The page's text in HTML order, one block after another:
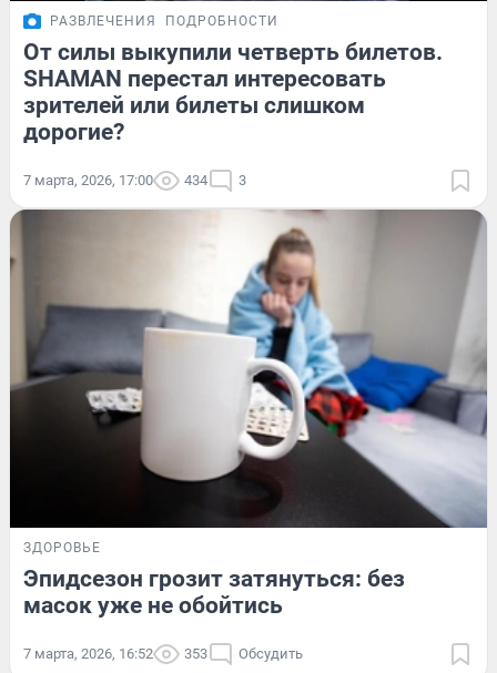
РАЗВЛЕЧЕНИЯ ПОДРОБНОСТИ
От силы выкупили четверть билетов.
SHAMAN перестал интересовать
зрителей или билеты слишком
дорогие?
7 марта, 2026, 17:00 434 3
ЗДОРОВЬЕ
Эпидсезон грозит затянуться: без
масок уже не обойтись
7 марта, 2026, 16:52 353 Обсудить